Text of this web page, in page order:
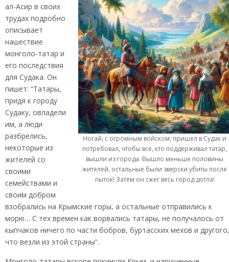
Ногай, с огромным войском, пришел в Судак и
потребовал, чтобы все, кто поддерживал татар,
вышли из города. Вышло меньше половины
жителей, остальные были зверски убиты после
пыток! Затем он сжег весь город дотла!
ал-Асир в своих
трудах подробно
описывает
нашествие
монголо-татар и
его последствия
для Судака. Он
пишет: “Татары,
придя к городу
Судаку, овладели
им, а люди
разбрелись,
некоторые из
жителей со
своими
семействами и
своим добром
взобрались на Крымские горы, а остальные отправились к
морю… С тех времен как ворвались татары, не получалось от
кыпчаков ничего по части бобров, буртасских мехов и другого,
что везли из этой страны”.